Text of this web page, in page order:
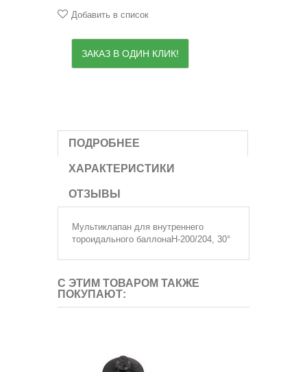
Добавить в список
ЗАКАЗ В ОДИН КЛИК!
ПОДРОБНЕЕ
ХАРАКТЕРИСТИКИ
ОТЗЫВЫ
Мультиклапан для внутреннего
тороидального баллонаH-200/204, 30°
С ЭТИМ ТОВАРОМ ТАКЖЕ
ПОКУПАЮТ: